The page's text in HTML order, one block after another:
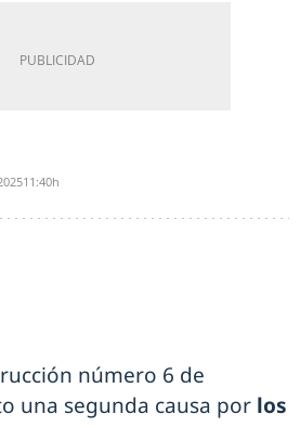
11:40h
número 6 de
una segunda causa por los